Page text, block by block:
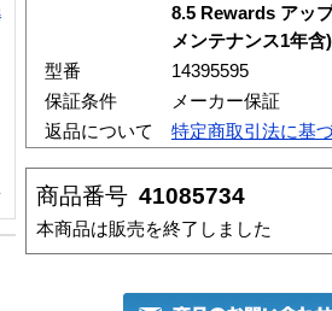
8.5 Rewards アッ
メンテナンス1年
型番
14395595
保証条件
メーカー保証
返品について
特定商取引法に基
商品番号 41085734
本商品は販売を終了しました